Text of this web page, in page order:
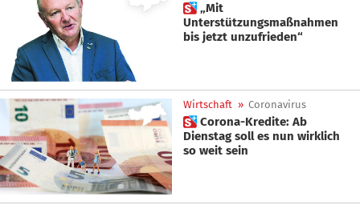
 „Mit
Unterstützungsmaßnahmen
bis jetzt unzufrieden“
Wirtschaft » Coronavirus
 Corona-Kredite: Ab
Dienstag soll es nun wirklich
so weit sein